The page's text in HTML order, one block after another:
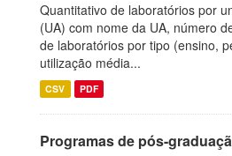
Quantitativo de laboratórios por
(UA) com nome da UA, número
de laboratórios por tipo (ensino,
utilização média...
CSV PDF
Programas de pós-